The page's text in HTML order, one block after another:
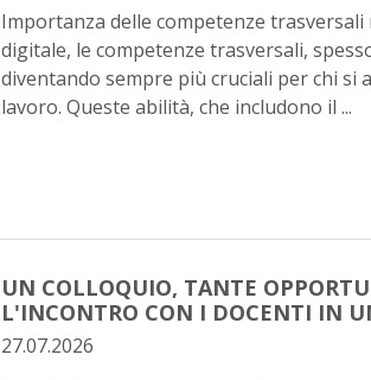
Importanza delle competenze
digitale, le competenze trasversali,
diventando sempre più cruciali per chi si
lavoro. Queste abilità, che includono il ...
UN COLLOQUIO, TANTE
L'INCONTRO CON I DOCENTI IN
27.07.2026